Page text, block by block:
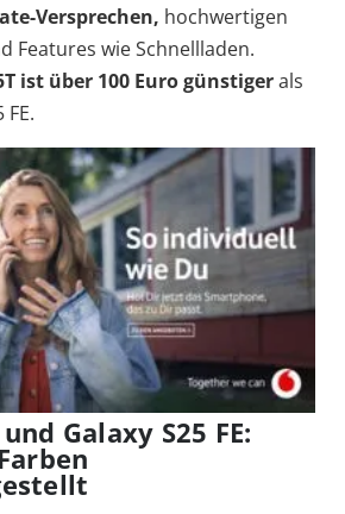
Versprechen, hochwertigen
Features wie Schnellladen.
ist über 100 Euro günstigerals
FE.
Galaxy S25 FE: